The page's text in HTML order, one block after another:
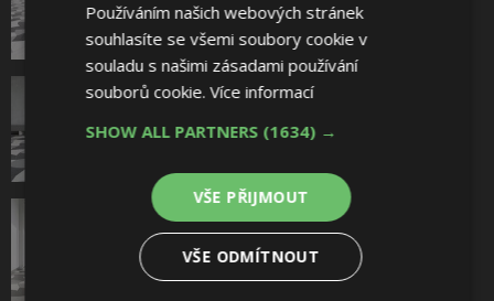
Používáním našich webových stránek
souhlasíte se všemi soubory cookie v
souladu s našimi zásadami používání
souborů cookie.Více informací
SHOW ALL PARTNERS (1634) →
VŠE PŘIJMOUT
VŠE ODMÍTNOUT